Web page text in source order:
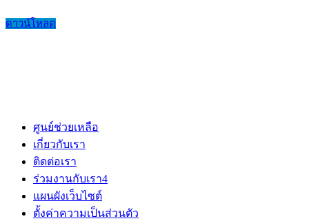
ดาวน์โหลด
ศูนย์ช่วยเหลือ
เกี่ยวกับเรา
ติดต่อเรา
ร่วมงานกับเรา4
แผนผังเว็บไซต์
ตั้งค่าความเป็นส่วนตัว